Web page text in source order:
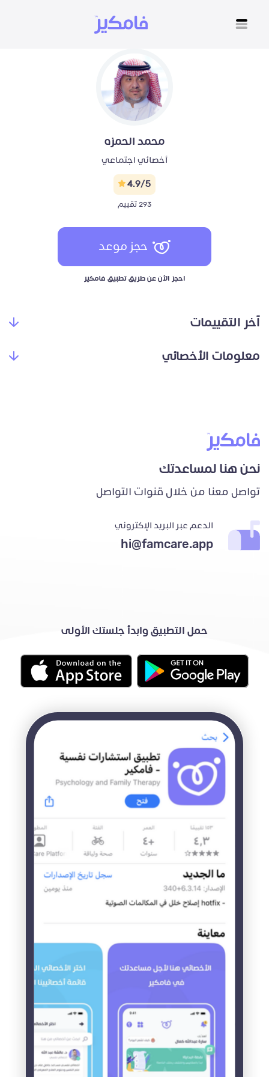
محمد الحمزه
أخصائي اجتماعي
4.9/5
293 تقييم
حجز موعد
احجز الآن عن طريق تطبيق فامكير
معلومات الأخصائي
آخر التقييمات
نحن هنا لمساعدتك
تواصل معنا من خلال قنوات التواصل
الدعم عبر البريد الإكتروني
hi@famcare.app
حمل التطبيق وابدأ جلستك الأولى